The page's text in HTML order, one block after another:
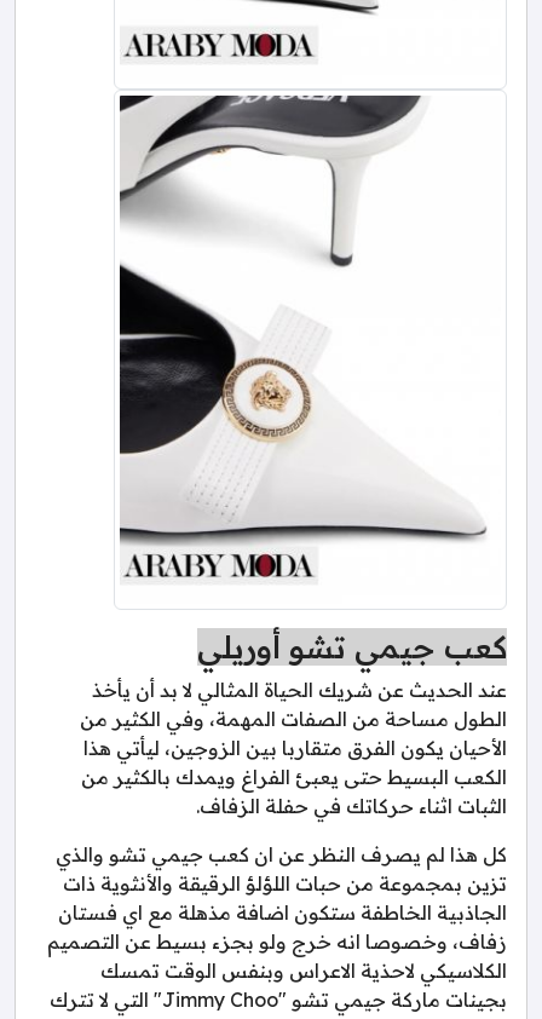
كعب جيمي تشو أوريلي
عند الحديث عن شريك الحياة المثالي لا بد أن يأخذ
الطول مساحة من الصفات المهمة، وفي الكثير من
الأحيان يكون الفرق متقاربا بين الزوجين، ليأتي هذا
الكعب البسيط حتى يعبئ الفراغ ويمدك بالكثير من
الثبات اثناء حركاتك في حفلة الزفاف.
كل هذا لم يصرف النظر عن ان كعب جيمي تشو والذي
تزين بمجموعة من حبات اللؤلؤ الرقيقة والأنثوية ذات
الجاذبية الخاطفة ستكون اضافة مذهلة مع اي فستان
زفاف، وخصوصا انه خرج ولو بجزء بسيط عن التصميم
الكلاسيكي لاحذية الاعراس وبنفس الوقت تمسك
بجينات ماركة جيمي تشو "Jimmy Choo" التي لا تترك